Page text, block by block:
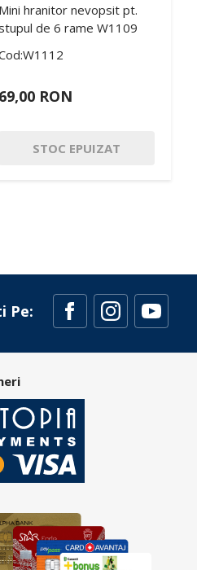
Mini hranitor nevopsit pt.
de 6 rame W1109
69,00 RON
STOC EPUIZAT
Pe: